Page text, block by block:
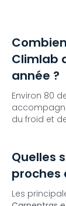
Climlab
année ?
Environ 80
du froid et
Quelles
proches
Les